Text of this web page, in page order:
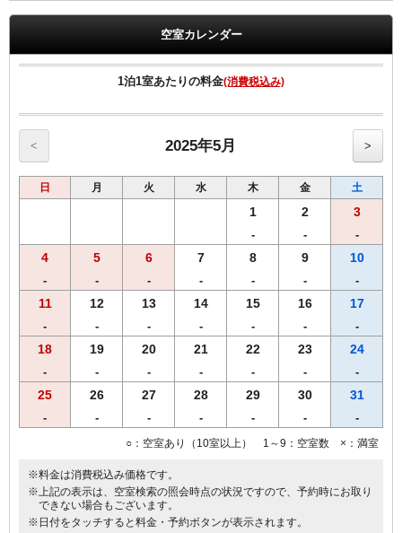
ホテルから2軒隣 創業120年 名古屋の老舗お肉専門店
契約農場で生産からこだわりぬいた美味しいお肉を提供いたします。
16:00～21:00閉店(LO20:00）※4/20-5/31まで20：00閉店
先付け
お肉
お野菜
ご飯
きしめん
※お飲み物は含まれておりません。追加注文は現地でご精算をお願い
致します。
※お料理写真はイメージです。仕入れ状況により変更になる場合がご
ざいます。
せください。
20時を過ぎますと御入店頂けません。
ださい。
■厳選した自慢のごはんにあう、地域名産のしらすをはじめとしたバ
朝食営業時間ＡＭ6：30～ＡＭ10：00（ご入店9：30まで）
■Wi-Fi接続・有線LAN接続のインターネット環境無料
空室カレンダー
1泊1室あたりの料金(消費税込み)
< 2025年5月 >
日 月 火 水 木 金 土
1
-
2
-
3
-
4
-
5
-
6
-
7
-
8
-
9
-
10
-
11
-
12
-
13
-
14
-
15
-
16
-
17
-
18
-
19
-
20
-
21
-
22
-
23
-
24
-
25
-
26
-
27
-
28
-
29
-
30
-
31
-
○：空室あり（10室以上） 1～9：空室数 ×：満室
※料金は消費税込み価格です。
※上記の表示は、空室検索の照会時点の状況ですので、予約時にお取り
できない場合もございます。
※日付をタッチすると料金・予約ボタンが表示されます。